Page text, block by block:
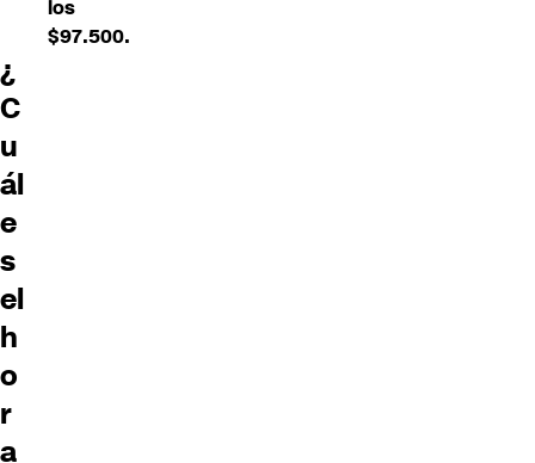
los
$97.500.
¿
C
u
ál
e
s
el
h
o
r
a